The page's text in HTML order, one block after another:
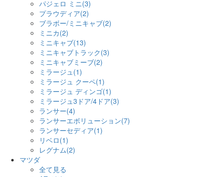
パジェロ ミニ(3)
プラウディア(2)
ブラボー/ミニキャブ(2)
ミニカ(2)
ミニキャブ(13)
ミニキャブトラック(3)
ミニキャブミーブ(2)
ミラージュ(1)
ミラージュ クーペ(1)
ミラージュ ディンゴ(1)
ミラージュ3ドア/4ドア(3)
ランサー(4)
ランサーエボリューション(7)
ランサーセディア(1)
リベロ(1)
レグナム(2)
マツダ
全て見る